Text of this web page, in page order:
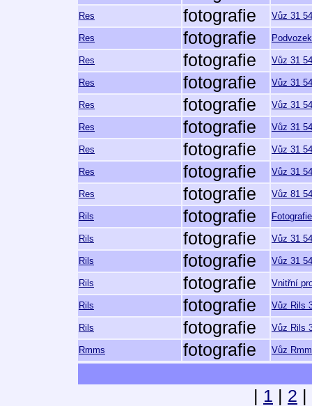
Res fotografie Vůz 31
Res fotografie
Res fotografie Vůz 31
Res fotografie Vůz 31
Res fotografie Vůz 31
Res fotografie Vůz 31
Res fotografie Vůz 31
Res fotografie Vůz 31
Res fotografie Vůz 81
Rils fotografie
Rils fotografie Vůz 31
Rils fotografie Vůz 31
Rils fotografie Vnitřní
Rils fotografie Vůz Rils
Rils fotografie Vůz Rils
Rmms fotografie Vůz
1 2